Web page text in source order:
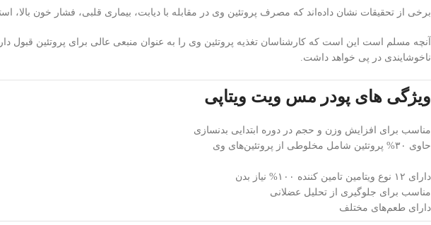
برخی از تحقیقات نشان داده‌اند که مصرف پروتئین وی در مقابله با دیابت، بیماری قلبی، فشار خون
آنچه مسلم است این است که کارشناسان تغذیه پروتئین وی را به عنوان منبعی عالی برای پروتئین
ناخوشایندی در پی خواهد داشت.
ویژگی های پودر مس ویت ویتاپی
مناسب برای افزایش وزن و حجم در دوره ابتدایی بدنسازی
حاوی ۳۰% پروتئین شامل مخلوطی از پروتئین‌های وی
دارای ۱۲ نوع ویتامین تامین کننده ۱۰۰% نیاز بدن
مناسب برای جلوگیری از تحلیل عضلانی
دارای طعم‌های مختلف